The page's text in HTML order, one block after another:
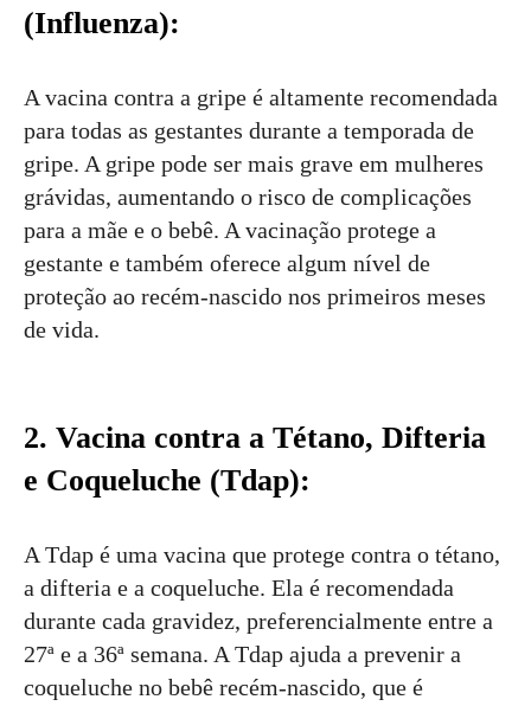
(Influenza):
A vacina contra a gripe é altamente recomendada
para todas as gestantes durante a temporada de
gripe. A gripe pode ser mais grave em mulheres
grávidas, aumentando o risco de complicações
para a mãe e o bebê. A vacinação protege a
gestante e também oferece algum nível de
proteção ao recém-nascido nos primeiros meses
de vida.
2. Vacina contra a Tétano, Difteria
e Coqueluche (Tdap):
A Tdap é uma vacina que protege contra o tétano,
a difteria e a coqueluche. Ela é recomendada
durante cada gravidez, preferencialmente entre a
27ª e a 36ª semana. A Tdap ajuda a prevenir a
coqueluche no bebê recém-nascido, que é